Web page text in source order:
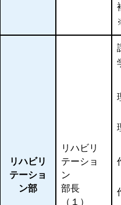
リハビリ
テーショ
ン部
リハビリ
テーショ
ン
部長
（１）